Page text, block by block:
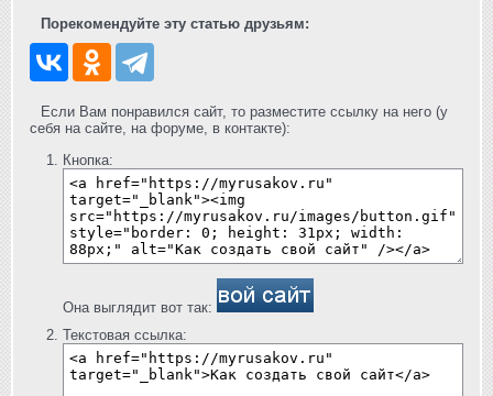
Порекомендуйте эту статью друзьям:
Если Вам понравился сайт, то разместите ссылку на него (у
себя на сайте, на форуме, в контакте):
Кнопка:
Она выглядит вот так:
Текстовая ссылка: